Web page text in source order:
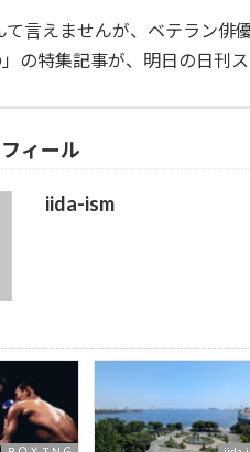
て言えませんが、ベテラン
の特集記事が、明日の日刊
ィール
iida-ism